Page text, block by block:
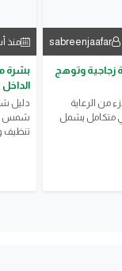
sabreenjaafar
زجاجية وتوهج
من الرعاية
متكامل يشمل
منذ
بشرة
الداخل
دليل
تنظيف